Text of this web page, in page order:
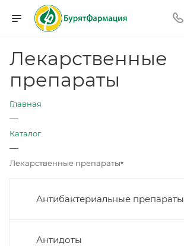
Лекарственные
препараты
Главная
—
Каталог
—
Лекарственные препараты
Антибактериальные препараты
Антидоты